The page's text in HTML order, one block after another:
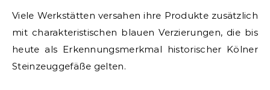
Viele Werkstätten versahen ihre Produkte zusätzlich
mit charakteristischen blauen Verzierungen, die bis
heute als Erkennungsmerkmal historischer Kölner
Steinzeuggefäße gelten.